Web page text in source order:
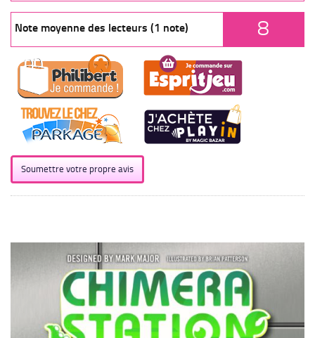
Note moyenne des lecteurs (1 note) 8
Soumettre votre propre avis